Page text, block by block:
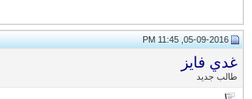
05-09-2016, 11:45 PM
غدي فايز
طالب جديد